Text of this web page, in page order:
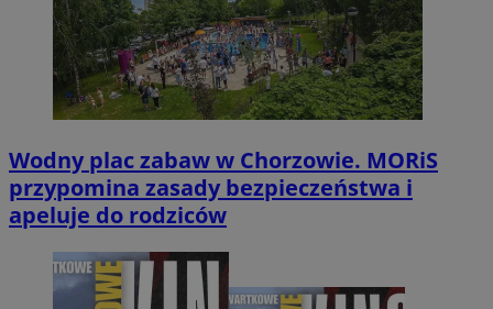
Wodny plac zabaw w Chorzowie. MORiS
przypomina zasady bezpieczeństwa i
apeluje do rodziców